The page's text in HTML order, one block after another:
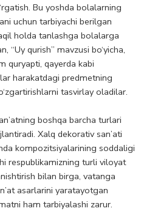
Bu yoshda bolalarning
uchun tarbiyachi berilgan
holda tanlashga bolalarga
“Uy qurish” mavzusi bo‘yicha,
quryapti, qayerda kabi
harakatdagi predmetning
tasvirlay oladilar.
boshqa barcha turlari
Xalq dekorativ san’ati
kompozitsiyalarining soddaligi
respublikamizning turli viloyat
bilan birga, vatanga
asarlarini yaratayotgan
ham tarbiyalashi zarur.